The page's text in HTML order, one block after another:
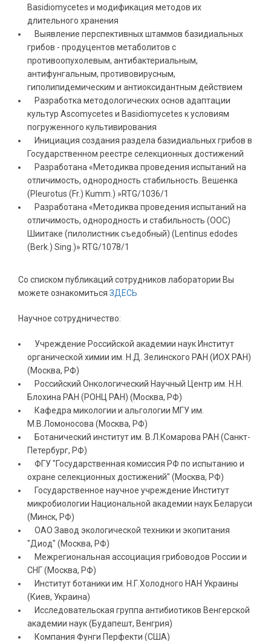
Basidiomycetes и модификация методов их
длительного хранения
Выявление перспективных штаммов базидиальных
грибов - продуцентов метаболитов с
противоопухолевым, антибактериальным,
антифунгальным, противовирусным,
гиполипидемическим и антиоксидантным действием
Разработка методологических основ адаптации
культур Ascomycetes и Basidiomycetes к условиям
погруженного культивирования
Инициация создания раздела базидиальных грибов в
Государственном реестре селекционных достижений
Разработана «Методиква проведения испытаний на
отличимость, однородность стабильность. Вешенка
(Pleurotus (Fr.) Kumm.) »RTG/1036/1
Разработана «Методиква проведения испытаний на
отличимость, однородность и стабильность (ООС)
Шиитаке (пилолистник съедобный) (Lentinus edodes
(Berk.) Sing.)» RTG/1078/1
Cо списком публикаций сотрудников лаборатории Вы
можете ознакомиться ЗДЕСЬ
Научное сотрудничество:
Учреждение Российской академии наук Институт
органической химии им. Н.Д. Зелинского РАН (ИОХ РАН)
(Москва, РФ)
Российский Онкологический Научный Центр им. Н.Н.
Блохина РАН (РОНЦ РАН) (Москва, РФ)
Кафедра микологии и альгологии МГУ им.
М.В.Ломоносова (Москва, РФ)
Ботанический институт им. В.Л.Комарова РАН (Санкт-
Петербург, РФ)
ФГУ "Государственная комиссия РФ по испытанию и
охране селекционных достижений" (Москва, РФ)
Государственное научное учреждение Институт
микробиологии Национальной академии наук Беларуси
(Минск, РФ)
ОАО Завод экологической техники и экопитания
"Диод" (Москва, РФ)
Межрегиональная ассоциация грибоводов России и
СНГ (Москва, РФ)
Институт ботаники им. Н.Г.Холодного НАН Украины
(Киев, Украина)
Исследовательская группа антибиотиков Венгерской
академии наук (Будапешт, Венгрия)
Компания Фунги Перфекти (США)